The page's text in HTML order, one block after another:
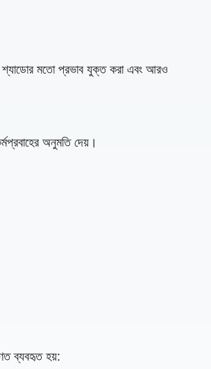
শ্যাডোর মতো প্রভাব যুক্ত করা এবং আরও
অনুমতি দেয়।
ব্যবহৃত হয়: